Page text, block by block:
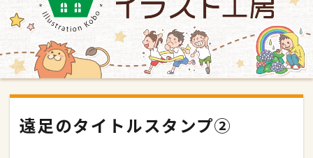
遠足のタイトルスタンプ②